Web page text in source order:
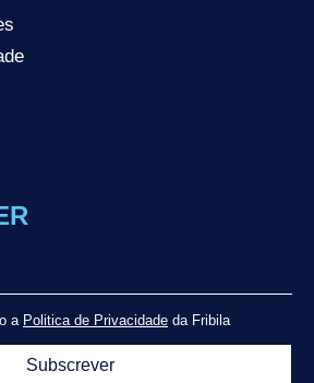
a Politica de Privacidade da Fribila
Subscrever